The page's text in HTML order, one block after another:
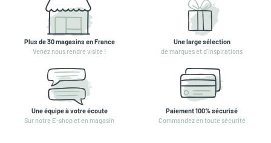
Plus de 30 magasins en France
Venez nous rendre visite !
Une large sélection
de marques et d'inspirations
Une équipe à votre écoute
Sur notre E-shop et en magasin
Paiement 100% sécurisé
Commandez en toute sécurité